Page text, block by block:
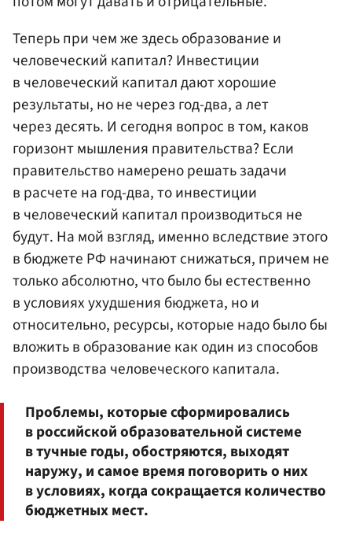
Теперь при чем же здесь образование и
человеческий капитал? Инвестиции
в человеческий капитал дают хорошие
результаты, но не через год-два, а лет
через десять. И сегодня вопрос в том, каков
горизонт мышления правительства? Если
правительство намерено решать задачи
в расчете на год-два, то инвестиции
в человеческий капитал производиться не
будут. На мой взгляд, именно вследствие этого
в бюджете РФ начинают снижаться, причем не
только абсолютно, что было бы естественно
в условиях ухудшения бюджета, но и
относительно, ресурсы, которые надо было бы
вложить в образование как один из способов
производства человеческого капитала.
Проблемы, которые сформировались
в российской образовательной системе
в тучные годы, обостряются, выходят
наружу, и самое время поговорить о них
в условиях, когда сокращается количество
бюджетных мест.